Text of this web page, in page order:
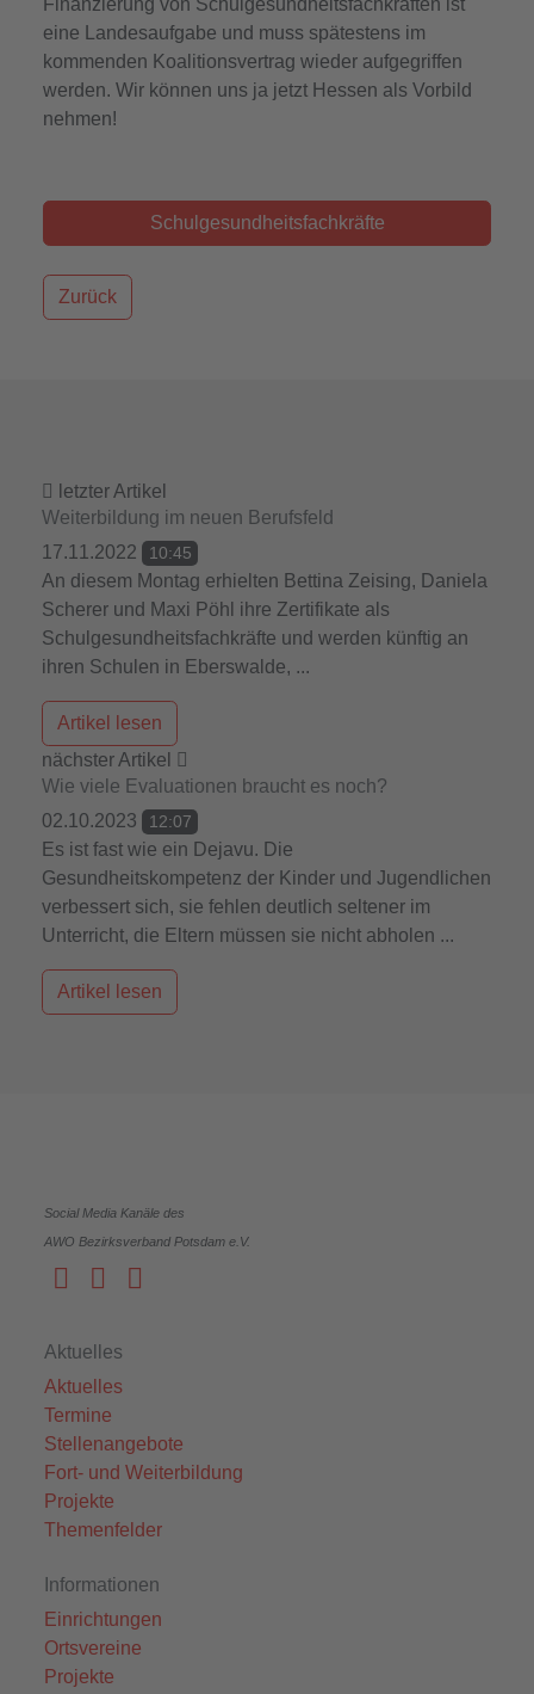
Finanzierung von Schulgesundheitsfachkräften ist
eine Landesaufgabe und muss spätestens im
kommenden Koalitionsvertrag wieder aufgegriffen
werden. Wir können uns ja jetzt Hessen als Vorbild
nehmen!
Schulgesundheitsfachkräfte
Zurück
letzter Artikel
Weiterbildung im neuen Berufsfeld
17.11.2022
10:45
An diesem Montag erhielten Bettina Zeising, Daniela
Scherer und Maxi Pöhl ihre Zertifikate als
Schulgesundheitsfachkräfte und werden künftig an
ihren Schulen in Eberswalde, ...
Artikel lesen
nächster Artikel
Wie viele Evaluationen braucht es noch?
02.10.2023
12:07
Es ist fast wie ein Dejavu. Die
Gesundheitskompetenz der Kinder und Jugendlichen
verbessert sich, sie fehlen deutlich seltener im
Unterricht, die Eltern müssen sie nicht abholen ...
Artikel lesen
Social Media Kanäle des
AWO Bezirksverband Potsdam e.V.
Aktuelles
Aktuelles
Termine
Stellenangebote
Fort- und Weiterbildung
Projekte
Themenfelder
Informationen
Einrichtungen
Ortsvereine
Projekte